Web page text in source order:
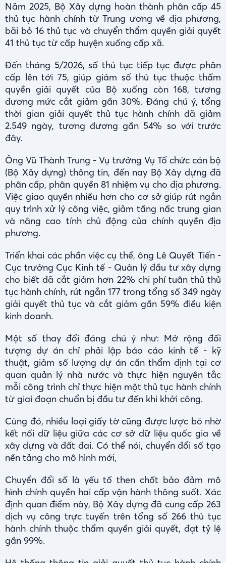
Năm 2025, Bộ Xây dựng hoàn thành phân cấp 45
thủ tục hành chính từ Trung ương về địa phương,
bãi bỏ 16 thủ tục và chuyển thẩm quyền giải quyết
41 thủ tục từ cấp huyện xuống cấp xã.
Đến tháng 5/2026, số thủ tục tiếp tục được phân
cấp lên tới 75, giúp giảm số thủ tục thuộc thẩm
quyền giải quyết của Bộ xuống còn 168, tương
đương mức cắt giảm gần 30%. Đáng chú ý, tổng
thời gian giải quyết thủ tục hành chính đã giảm
2.549 ngày, tương đương gần 54% so với trước
đây.
Ông Vũ Thành Trung - Vụ trưởng Vụ Tổ chức cán bộ
(Bộ Xây dựng) thông tin, đến nay Bộ Xây dựng đã
phân cấp, phân quyền 81 nhiệm vụ cho địa phương.
Việc giao quyền nhiều hơn cho cơ sở giúp rút ngắn
quy trình xử lý công việc, giảm tầng nấc trung gian
và nâng cao tính chủ động của chính quyền địa
phương.
Triển khai các phần việc cụ thể, ông Lê Quyết Tiến -
Cục trưởng Cục Kinh tế - Quản lý đầu tư xây dựng
cho biết đã cắt giảm hơn 22% chi phí tuân thủ thủ
tục hành chính, rút ngắn 177 trong tổng số 349 ngày
giải quyết thủ tục và cắt giảm gần 59% điều kiện
kinh doanh.
Một số thay đổi đáng chú ý như: Mở rộng đối
tượng dự án chỉ phải lập báo cáo kinh tế - kỹ
thuật, giảm số lượng dự án cần thẩm định tại cơ
quan quản lý nhà nước và thực hiện nguyên tắc
mỗi công trình chỉ thực hiện một thủ tục hành chính
từ giai đoạn chuẩn bị đầu tư đến khi khởi công.
Cùng đó, nhiều loại giấy tờ cũng được lược bỏ nhờ
kết nối dữ liệu giữa các cơ sở dữ liệu quốc gia về
xây dựng và đất đai. Có thể nói, chuyển đổi số tạo
nền tảng cho mô hình mới,
Chuyển đổi số là yếu tố then chốt bảo đảm mô
hình chính quyền hai cấp vận hành thông suốt. Xác
định quan điểm này, Bộ Xây dựng đã cung cấp 263
dịch vụ công trực tuyến trên tổng số 266 thủ tục
hành chính thuộc thẩm quyền giải quyết, đạt tỷ lệ
gần 99%.